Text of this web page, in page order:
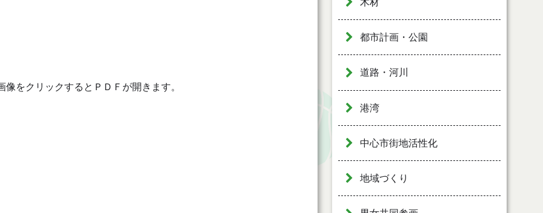
をクリックするとＰＤＦが開きます。
都市計画・公園
道路・河川
港湾
中心市街地活性化
地域づくり